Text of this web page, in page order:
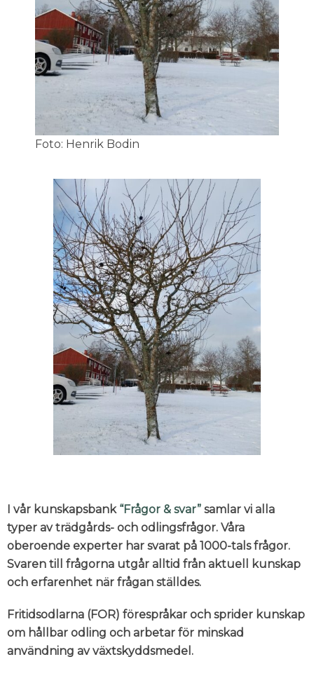
Foto: Henrik Bodin
I vår kunskapsbank “Frågor & svar” samlar vi alla
typer av trädgårds- och odlingsfrågor. Våra
oberoende experter har svarat på 1000-tals frågor.
Svaren till frågorna utgår alltid från aktuell kunskap
och erfarenhet när frågan ställdes.
Fritidsodlarna (FOR) förespråkar och sprider kunskap
om hållbar odling och arbetar för minskad
användning av växtskyddsmedel.